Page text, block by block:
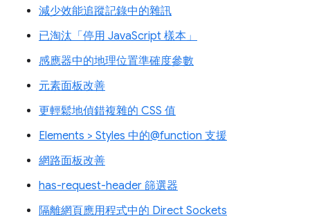
減少效能追蹤記錄中的雜訊
已淘汰「停用 JavaScript 樣本」
感應器中的地理位置準確度參數
元素面板改善
更輕鬆地偵錯複雜的 CSS 值
Elements > Styles 中的@function 支援
網路面板改善
has-request-header 篩選器
隔離網頁應用程式中的 Direct Sockets